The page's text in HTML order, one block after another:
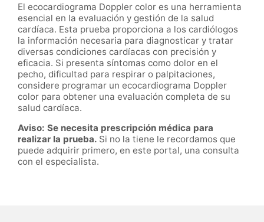
El ecocardiograma Doppler color es una herramienta
esencial en la evaluación y gestión de la salud
cardíaca. Esta prueba proporciona a los cardiólogos
la información necesaria para diagnosticar y tratar
diversas condiciones cardíacas con precisión y
eficacia. Si presenta síntomas como dolor en el
pecho, dificultad para respirar o palpitaciones,
considere programar un ecocardiograma Doppler
color para obtener una evaluación completa de su
salud cardíaca.
Aviso: Se necesita prescripción médica para
realizar la prueba. Si no la tiene le recordamos que
puede adquirir primero, en este portal, una consulta
con el especialista.